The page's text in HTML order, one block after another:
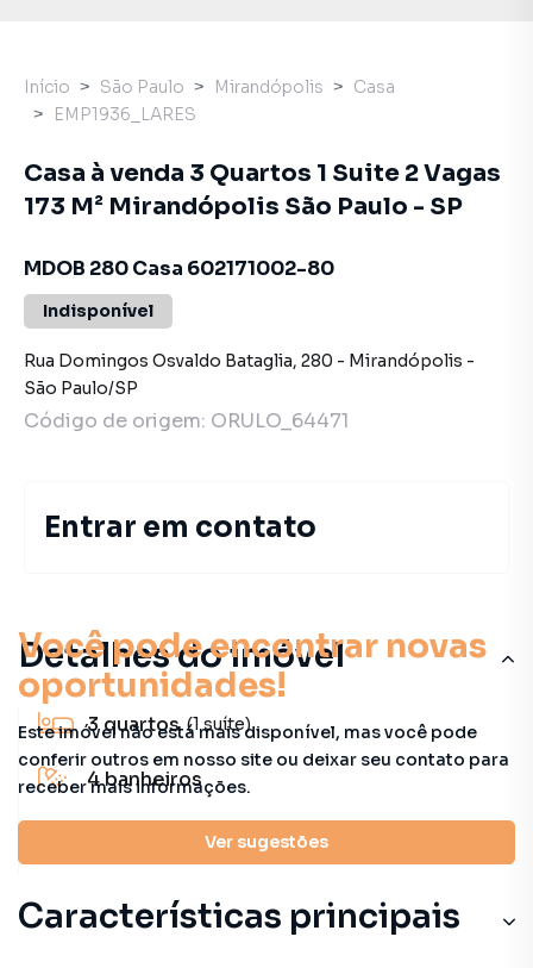
Você pode encontrar novas
oportunidades!
Este imóvel não está mais disponível, mas você pode
conferir outros em nosso site ou deixar seu contato para
receber mais informações.
Ver sugestões
Detalhes do imóvel
3quartos (1 suíte)
4banheiros
Características principais
Início São Paulo Mirandópolis
Casa
EMP1936_LARES
Casa à venda 3 Quartos 1 Suite 2 Vagas
173 M² Mirandópolis São Paulo - SP
MDOB 280 Casa 602171002-80
Indisponível
Rua Domingos Osvaldo Bataglia, 280 - Mirandópolis -
São Paulo/SP
Código de origem: ORULO_64471
Entrar em contato